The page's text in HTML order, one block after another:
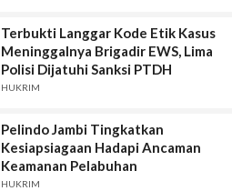
Terbukti Langgar Kode Etik Kasus
Meninggalnya Brigadir EWS, Lima
Polisi Dijatuhi Sanksi PTDH
HUKRIM
Pelindo Jambi Tingkatkan
Kesiapsiagaan Hadapi Ancaman
Keamanan Pelabuhan
HUKRIM